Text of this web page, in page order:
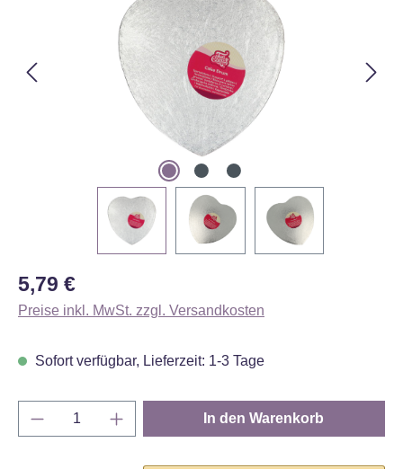
Regulärer Preis:
5,79 €
Preise inkl. MwSt. zzgl. Versandkosten
Sofort verfügbar, Lieferzeit: 1-3 Tage
Produkt Anzahl: Gib den gewünschten
In den Warenkorb